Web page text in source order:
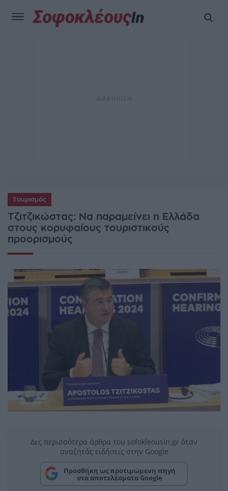
Τουρισμός
Τζιτζικώστας: Να παραμείνει η Ελλάδα
στους κορυφαίους τουριστικούς
προορισμούς
Δες περισσότερα άρθρα του sofokleousin.gr όταν
αναζητάς ειδήσεις στην Google
Προσθήκη ως προτιμώμενη πηγή
στα αποτελέσματα Google